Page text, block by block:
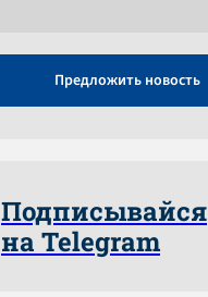
Предложить новость
Подписывайся
на Telegram